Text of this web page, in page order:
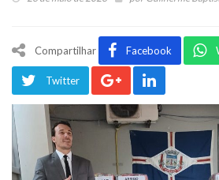
Compartilhar Facebook
Twitter